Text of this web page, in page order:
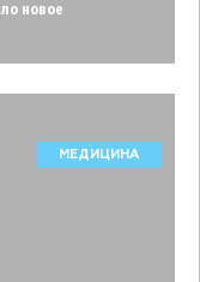
новое
МЕДИЦИНА